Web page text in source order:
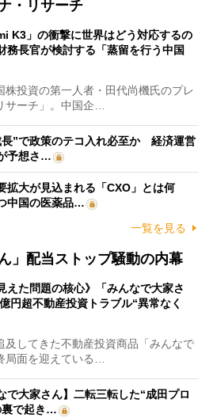
・リサーチ
K3」の衝撃に世界はどう対応するの
長官が検討する「蒸留を行う中国
投資の第一人者・田代尚機氏のプレ
サーチ」。中国企…
長”で政策のテコ入れ必至か 経済運営
予想さ…
拡大が見込まれる「CXO」とは何
中国の医薬品…
一覧を見る
」配当ストップ騒動の内幕
えた問題の核心》「みんなで大家さ
円超不動産投資トラブル“異常なく
してきた不動産投資商品「みんなで
局面を迎えている…
で大家さん】二転三転した“成田プロ
裏で起き…